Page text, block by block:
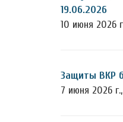
19.06.2026
10 июня 2026
Защиты ВКР
7 июня 2026 г.,